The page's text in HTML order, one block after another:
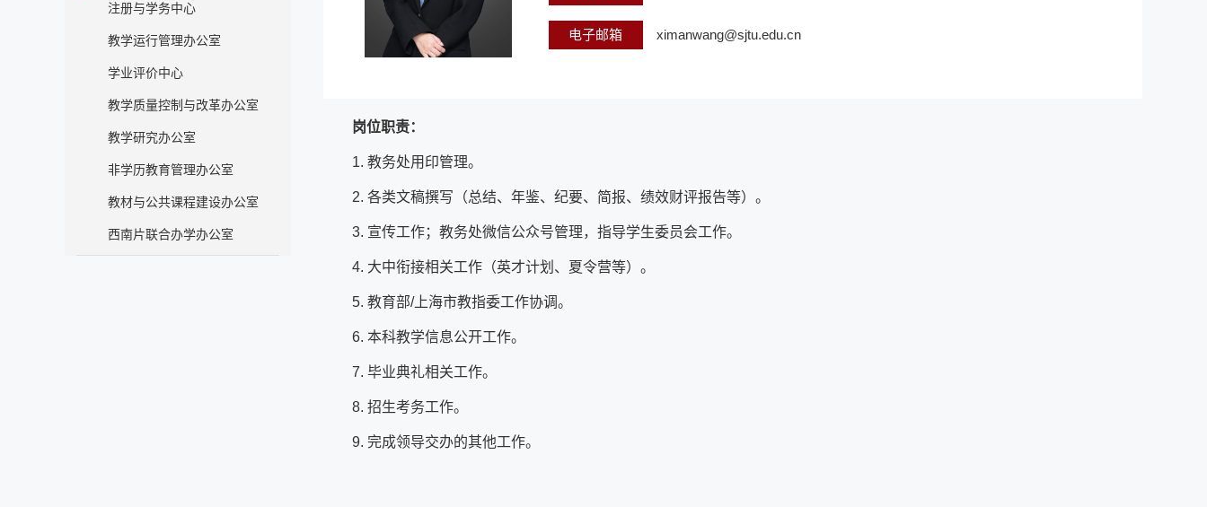
注册与学务中心
教学运行管理办公室
学业评价中心
教学质量控制与改革办公室
教学研究办公室
非学历教育管理办公室
教材与公共课程建设办公室
西南片联合办学办公室
电子邮箱 ximanwang@sjtu.edu.cn
岗位职责：
1. 教务处用印管理。
2. 各类文稿撰写（总结、年鉴、纪要、简报、绩效财评报告等）。
3. 宣传工作；教务处微信公众号管理，指导学生委员会工作。
4. 大中衔接相关工作（英才计划、夏令营等）。
5. 教育部/上海市教指委工作协调。
6. 本科教学信息公开工作。
7. 毕业典礼相关工作。
8. 招生考务工作。
9. 完成领导交办的其他工作。